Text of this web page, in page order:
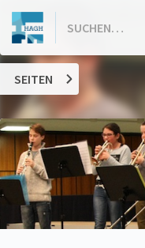
INHALT
Hannah-
Arendt-
Gymnasium
Haßloch
SUCHEN…
SEITEN